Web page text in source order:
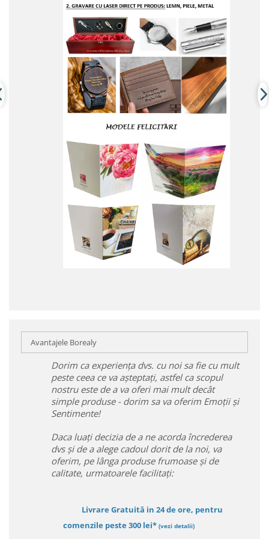
Avantajele Borealy
Dorim ca experiența dvs. cu noi sa fie cu mult
peste ceea ce va așteptați, astfel ca scopul
nostru este de a va oferi mai mult decât
simple produse - dorim sa va oferim Emoții și
Sentimente!
Daca luați decizia de a ne acorda încrederea
dvs și de a alege cadoul dorit de la noi, va
oferim, pe lânga produse frumoase și de
calitate, urmatoarele facilitați:
Livrare Gratuită in 24 de ore, pentru
comenzile peste 300 lei* (vezi detalii)